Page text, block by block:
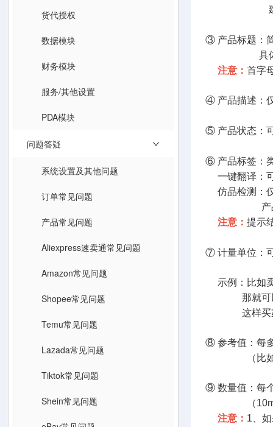
货代授权
数据模块
财务模块
服务/其他设置
PDA模块
问题答疑
系统设置及其他问题
订单常见问题
产品常见问题
Aliexpress速卖通常见问题
Amazon常见问题
Shopee常见问题
Temu常见问题
Lazada常见问题
Tiktok常见问题
Shein常见问题
建议根据产
③ 产品标题：
具体流
注意： 首字
④ 产品描述：
⑤ 产品状态：
⑥ 产品标签：
一键翻译：
仿品检测：
产品信息中
注意： 提示
⑦ 计量单位：
示例：比如
那就可以设
这样买家就
⑧ 参考值：每
（比如想让
⑨ 数量值：每
（10ml装
注意： 1、